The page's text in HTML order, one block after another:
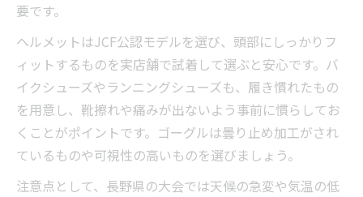
要です。
ヘルメットはJCF公認モデルを選び、頭部にしっかりフ
ィットするものを実店舗で試着して選ぶと安心です。バ
イクシューズやランニングシューズも、履き慣れたもの
を用意し、靴擦れや痛みが出ないよう事前に慣らしてお
くことがポイントです。ゴーグルは曇り止め加工がされ
ているものや可視性の高いものを選びましょう。
注意点として、長野県の大会では天候の急変や気温の低